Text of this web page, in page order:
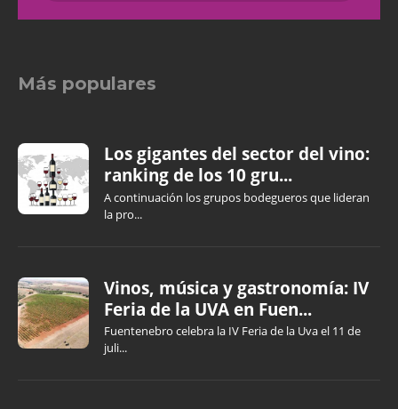
Más populares
Los gigantes del sector del vino:
ranking de los 10 gru...
A continuación los grupos bodegueros que lideran
la pro...
Vinos, música y gastronomía: IV
Feria de la UVA en Fuen...
Fuentenebro celebra la IV Feria de la Uva el 11 de
juli...